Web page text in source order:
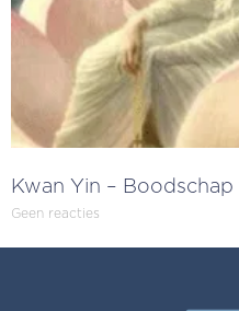
Kwan Yin –
Geen reacties